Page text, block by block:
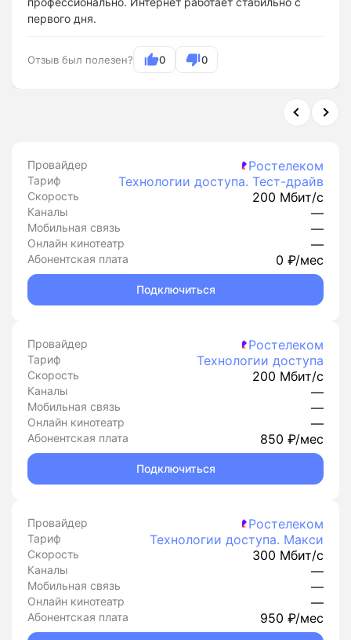
первого дня.
Отзыв был полезен? 0 0
Провайдер Ростелеком
Тариф Технологии доступа. Тест-драйв
Скорость 200 Мбит/с
Каналы —
Мобильная связь —
Онлайн кинотеатр —
Абонентская плата 0 ₽/мес
Подключиться
Провайдер Ростелеком
Тариф Технологии доступа
Скорость 200 Мбит/с
Каналы —
Мобильная связь —
Онлайн кинотеатр —
Абонентская плата 850 ₽/мес
Подключиться
Провайдер Ростелеком
Тариф Технологии доступа. Макси
Скорость 300 Мбит/с
Каналы —
Мобильная связь —
Онлайн кинотеатр —
Абонентская плата 950 ₽/мес